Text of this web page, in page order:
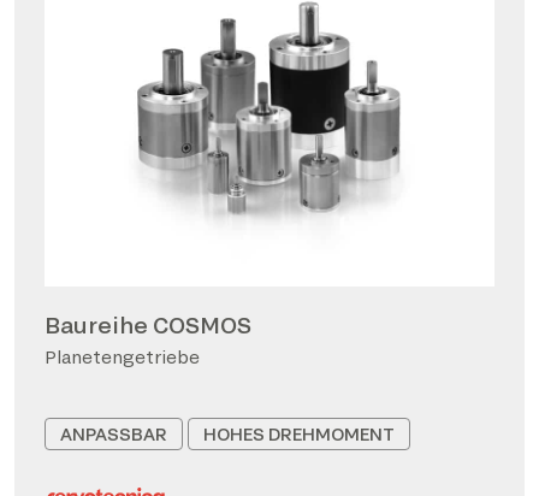
Baureihe COSMOS
Planetengetriebe
ANPASSBAR HOHES DREHMOMENT